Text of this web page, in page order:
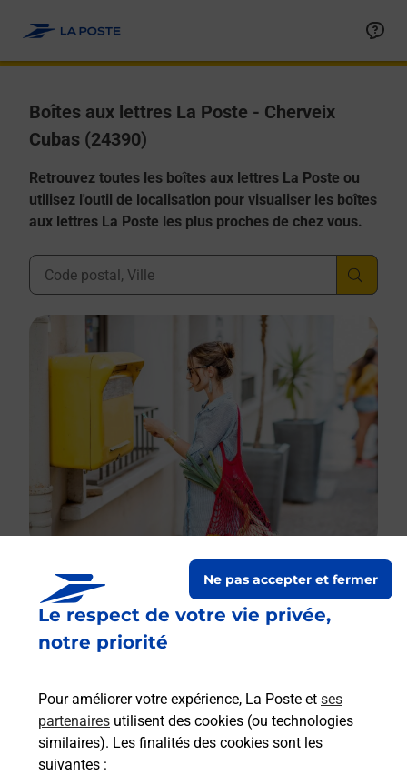
Le respect de votre vie privée,
notre priorité
Pour améliorer votre expérience, La Poste et ses
partenaires utilisent des cookies (ou technologies
similaires). Les finalités des cookies sont les
suivantes :
Ne pas accepter et fermer
Boîtes aux lettres La Poste - Cherveix
Cubas (24390)
Retrouvez toutes les boîtes aux lettres La Poste ou
utilisez l'outil de localisation pour visualiser les boîtes
aux lettres La Poste les plus proches de chez vous.
Ville, Département, Code Postal
Boîte aux lettres La Poste
Place Du 28 Juin 1944
24390 Cherveix Cubas
Le lien s'ouvre dans un nouvel onglet